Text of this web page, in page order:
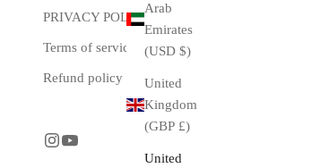
Arab
Emirates
(USD $)
United
Kingdom
(GBP £)
United
PRIVACY POLICY
Terms of service
Refund policy